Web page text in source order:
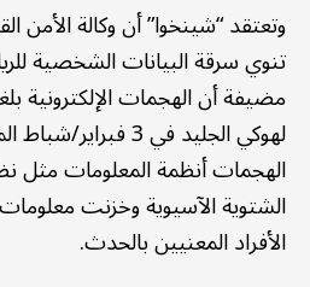
وتعتقد “شينخوا” أن وكالة الأمن
تنوي سرقة البيانات الشخصية
مضيفة أن الهجمات الإلكترونية
لهوكي الجليد في 3
الهجمات أنظمة المعلومات مثل
الشتوية الآسيوية وخزنت
الأفراد المعنيين بالحدث.